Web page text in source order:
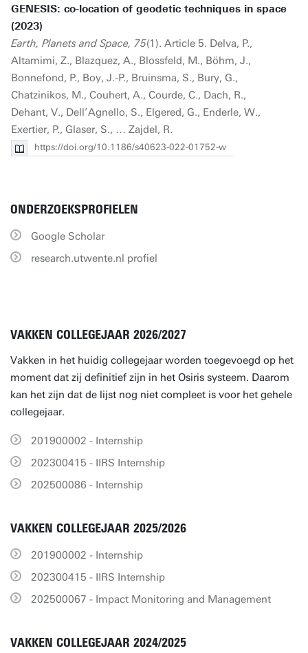
GENESIS: co-location of geodetic techniques in space
(2023)
Earth, Planets and Space, 75(1). Article 5. Delva, P.,
Altamimi, Z., Blazquez, A., Blossfeld, M., Böhm, J.,
Bonnefond, P., Boy, J.-P., Bruinsma, S., Bury, G.,
Chatzinikos, M., Couhert, A., Courde, C., Dach, R.,
Dehant, V., Dell’Agnello, S., Elgered, G., Enderle, W.,
Exertier, P., Glaser, S., … Zajdel, R.
https://doi.org/10.1186/s40623-022-01752-w
ONDERZOEKSPROFIELEN
Google Scholar
research.utwente.nl profiel
VAKKEN COLLEGEJAAR 2026/2027
Vakken in het huidig collegejaar worden toegevoegd op het
moment dat zij definitief zijn in het Osiris systeem. Daarom
kan het zijn dat de lijst nog niet compleet is voor het gehele
collegejaar.
201900002 - Internship
202300415 - IIRS Internship
202500086 - Internship
VAKKEN COLLEGEJAAR 2025/2026
201900002 - Internship
202300415 - IIRS Internship
202500067 - Impact Monitoring and Management
VAKKEN COLLEGEJAAR 2024/2025